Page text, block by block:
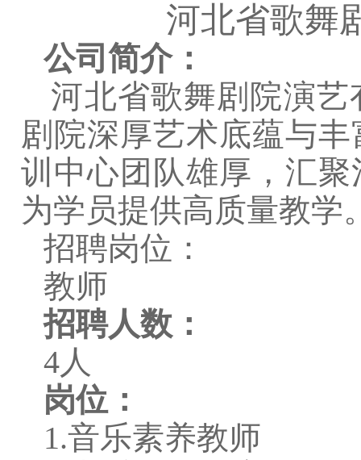
河北省歌舞
公司简介：
河北省歌舞剧院演
剧院深厚艺术底蕴与
训中心团队雄厚，汇
为学员提供高质量教学
招聘岗位：
教师
招聘人数：
4人
岗位：
1.音乐素养教师